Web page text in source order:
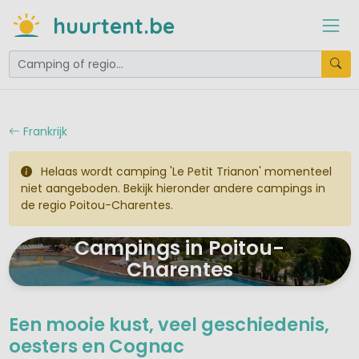
huurtent.be
Frankrijk
Helaas wordt camping 'Le Petit Trianon' momenteel
niet aangeboden. Bekijk hieronder andere campings in
de regio Poitou-Charentes.
Campings in Poitou-
Charentes
Een mooie kust, veel geschiedenis,
oesters en Cognac